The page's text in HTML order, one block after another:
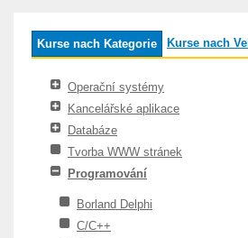
Kurse nach Kategorie Kurse nach
Operační systémy
Kancelářské aplikace
Databáze
Tvorba WWW stránek
Programování
Borland Delphi
C/C++